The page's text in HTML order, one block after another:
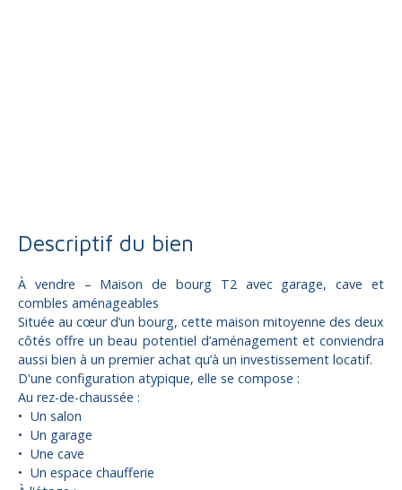
Descriptif du bien
À vendre – Maison de bourg T2 avec garage, cave et
combles aménageables
Située au cœur d’un bourg, cette maison mitoyenne des deux
côtés offre un beau potentiel d’aménagement et conviendra
aussi bien à un premier achat qu’à un investissement locatif.
D'une configuration atypique, elle se compose :
Au rez-de-chaussée :
Un salon
Un garage
Une cave
Un espace chaufferie